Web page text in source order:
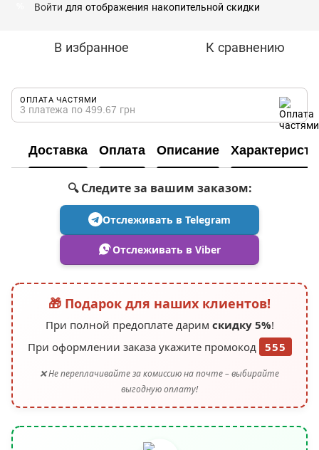
Войти для отображения накопительной скидки
В избранное К сравнению
ОПЛАТА ЧАСТЯМИ
3 платежа по 499.67 грн
Доставка Оплата Описание
🔍 Следите за вашим заказом:
Отслеживать в Telegram
Отслеживать в Viber
🎁 Подарок для наших клиентов!
При полной предоплате дарим скидку 5%!
При оформлении заказа укажите промокод
555
❌ Не переплачивайте за комиссию на почте – выбирайте
выгодную оплату!